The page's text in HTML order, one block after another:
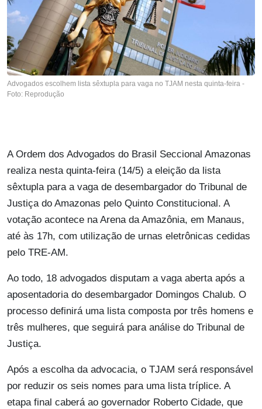
Advogados escolhem lista sêxtupla para vaga no TJAM nesta quinta-feira -
Foto: Reprodução
A Ordem dos Advogados do Brasil Seccional Amazonas
realiza nesta quinta-feira (14/5) a eleição da lista
sêxtupla para a vaga de desembargador do Tribunal de
Justiça do Amazonas pelo Quinto Constitucional. A
votação acontece na Arena da Amazônia, em Manaus,
até às 17h, com utilização de urnas eletrônicas cedidas
pelo TRE-AM.
Ao todo, 18 advogados disputam a vaga aberta após a
aposentadoria do desembargador Domingos Chalub. O
processo definirá uma lista composta por três homens e
três mulheres, que seguirá para análise do Tribunal de
Justiça.
Após a escolha da advocacia, o TJAM será responsável
por reduzir os seis nomes para uma lista tríplice. A
etapa final caberá ao governador Roberto Cidade, que